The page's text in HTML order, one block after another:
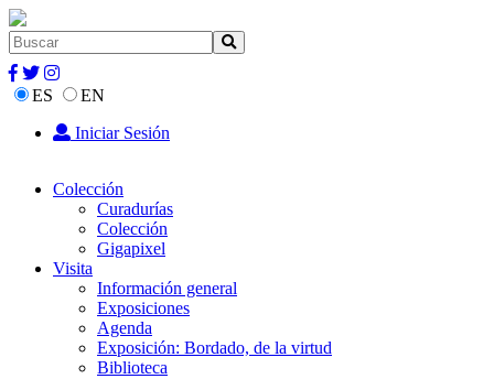
ES
EN
Iniciar Sesión
Colección
Curadurías
Colección
Gigapixel
Visita
Información general
Exposiciones
Agenda
Exposición: Bordado, de la virtud
Biblioteca